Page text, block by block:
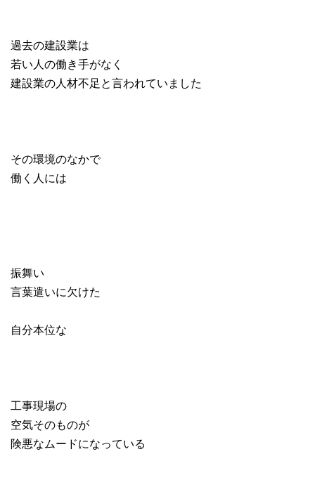
過去の建設業は
若い人の働き手がなく
建設業の人材不足と言われていました
その環境のなかで
働く人には
振舞い
言葉遣いに欠けた
自分本位な
工事現場の
空気そのものが
険悪なムードになっている